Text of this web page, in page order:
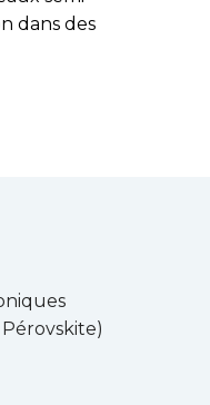
dans des
Pérovskite)